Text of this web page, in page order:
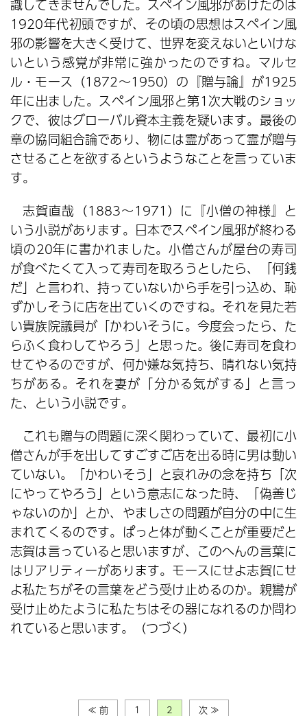
識してきませんでした。スペイン風邪があけたのは
1920年代初頭ですが、その頃の思想はスペイン風
邪の影響を大きく受けて、世界を変えないといけな
いという感覚が非常に強かったのですね。マルセ
ル・モース（1872～1950）の『贈与論』が1925
年に出ました。スペイン風邪と第1次大戦のショッ
クで、彼はグローバル資本主義を疑います。最後の
章の協同組合論であり、物には霊があって霊が贈与
させることを欲するというようなことを言っていま
す。
志賀直哉（1883～1971）に『小僧の神様』と
いう小説があります。日本でスペイン風邪が終わる
頃の20年に書かれました。小僧さんが屋台の寿司
が食べたくて入って寿司を取ろうとしたら、「何銭
だ」と言われ、持っていないから手を引っ込め、恥
ずかしそうに店を出ていくのですね。それを見た若
い貴族院議員が「かわいそうに。今度会ったら、た
らふく食わしてやろう」と思った。後に寿司を食わ
せてやるのですが、何か嫌な気持ち、晴れない気持
ちがある。それを妻が「分かる気がする」と言っ
た、という小説です。
これも贈与の問題に深く関わっていて、最初に小
僧さんが手を出してすごすご店を出る時に男は動い
ていない。「かわいそう」と哀れみの念を持ち「次
にやってやろう」という意志になった時、「偽善じ
ゃないのか」とか、やましさの問題が自分の中に生
まれてくるのです。ぱっと体が動くことが重要だと
志賀は言っていると思いますが、このへんの言葉に
はリアリティーがあります。モースにせよ志賀にせ
よ私たちがその言葉をどう受け止めるのか。親鸞が
受け止めたように私たちはその器になれるのか問わ
れていると思います。（つづく）
≪ 前 1 2 次 ≫